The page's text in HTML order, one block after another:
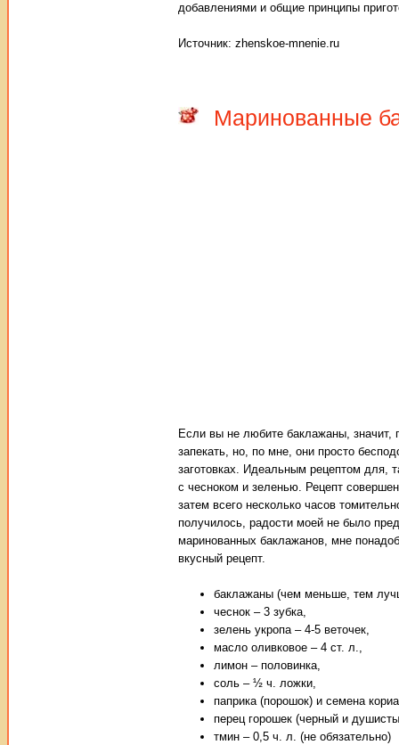
добавлениями и общие принципы
Источник: zhenskoe-mnenie.ru
Маринованные
Если вы не любите баклажаны, значит,
запекать, но, по мне, они просто
заготовках. Идеальным рецептом для,
с чесноком и зеленью. Рецепт
затем всего несколько часов
получилось, радости моей не было
маринованных баклажанов, мне
вкусный рецепт.
баклажаны (чем меньше, тем
чеснок – 3 зубка,
зелень укропа – 4-5 веточек,
масло оливковое – 4 ст. л.,
лимон – половинка,
соль – ½ ч. ложки,
паприка (порошок) и семена
перец горошек (черный и
тмин – 0,5 ч. л. (не обязательно)